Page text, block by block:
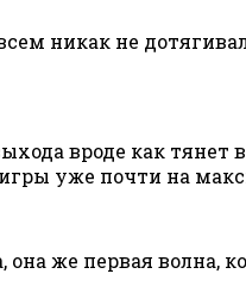
никак не
вроде как тянет
уже почти на
же первая волна,